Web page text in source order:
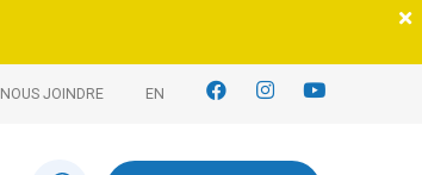
NOUS JOINDRE EN